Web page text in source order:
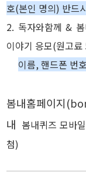
호(본인 명의) 반드
2. 독자와함께 &
이야기 응모(원고
이름, 핸드폰 번
봄내홈페이지
내 봄내퀴즈 모바
첨)